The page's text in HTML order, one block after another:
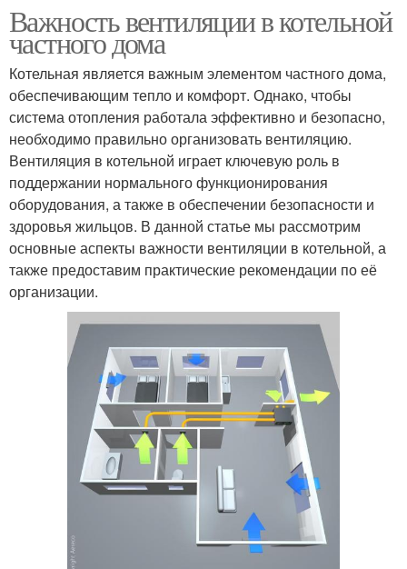
Важность вентиляции в котельной
частного дома
Котельная является важным элементом частного дома,
обеспечивающим тепло и комфорт. Однако, чтобы
система отопления работала эффективно и безопасно,
необходимо правильно организовать вентиляцию.
Вентиляция в котельной играет ключевую роль в
поддержании нормального функционирования
оборудования, а также в обеспечении безопасности и
здоровья жильцов. В данной статье мы рассмотрим
основные аспекты важности вентиляции в котельной, а
также предоставим практические рекомендации по её
организации.